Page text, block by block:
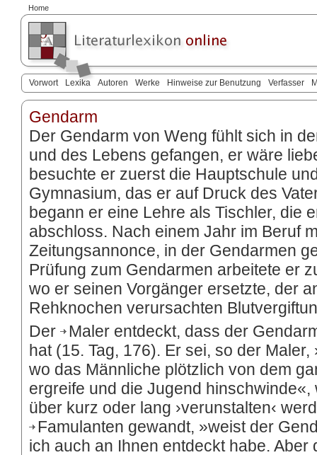
Home
Vorwort Lexika Autoren Werke Hinweise zur Benutzung Verfasser
Gendarm
Der Gendarm von Weng fühlt sich in
und des Lebens gefangen, er wäre
besuchte er zuerst die Hauptschule
Gymnasium, das er auf Druck des
begann er eine Lehre als Tischler, die
abschloss. Nach einem Jahr im Beruf
Zeitungsannonce, in der Gendarmen
Prüfung zum Gendarmen arbeitete er
wo er seinen Vorgänger ersetzte, der
Rehknochen verursachten
Der
Maler entdeckt, dass der
hat (15. Tag, 176). Er sei, so der
wo das Männliche plötzlich von dem
ergreife und die Jugend
über kurz oder lang ›verunstalten‹
Famulanten gewandt, »weist der
ich auch an Ihnen entdeckt habe.